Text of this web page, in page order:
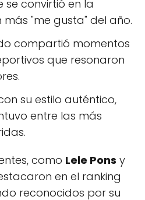
convirtió en la
"me gusta" del año.
compartió momentos
que resonaron
su estilo auténtico,
entre las más
como Lele Pons y
en el ranking
reconocidos por su